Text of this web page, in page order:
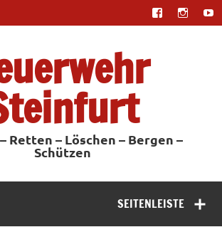
Retten – Löschen – Bergen –
Schützen
SEITENLEISTE